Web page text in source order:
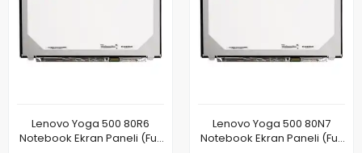
Lenovo Yoga 500 80R6
Notebook Ekran Paneli (Full
Lenovo Yoga 500 80N7
Notebook Ekran Paneli (Full